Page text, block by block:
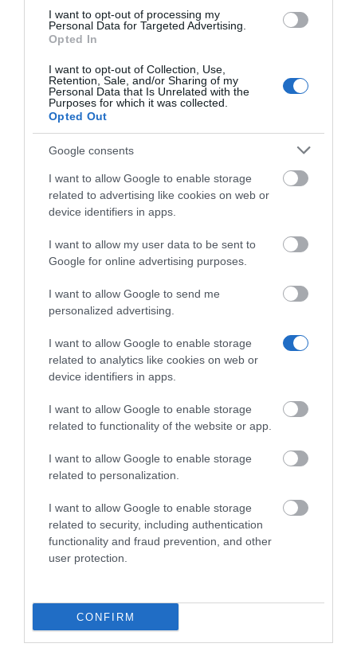
I want to opt-out of processing my
Personal Data for Targeted Advertising.
Opted In
I want to opt-out of Collection, Use,
Retention, Sale, and/or Sharing of my
Personal Data that Is Unrelated with the
Purposes for which it was collected.
Opted Out
Google consents
I want to allow Google to enable storage
related to advertising like cookies on web or
device identifiers in apps.
I want to allow my user data to be sent to
Google for online advertising purposes.
I want to allow Google to send me
personalized advertising.
I want to allow Google to enable storage
related to analytics like cookies on web or
device identifiers in apps.
I want to allow Google to enable storage
related to functionality of the website or app.
I want to allow Google to enable storage
related to personalization.
I want to allow Google to enable storage
related to security, including authentication
functionality and fraud prevention, and other
user protection.
CONFIRM
στην οποία μπορούν να πραγματοποιηθούν
αναζητήσεις. Οι πληροφορίες της καταγραφής
την ηχητική καταγραφή και προβάλλονται στο
αρχείο καταγραφών. Υπάρχει δυνατότητα
προηγμένων αναζητήσεων στις καταγραφές για
γρήγορο εντοπισμό των καταγραφών, αλλά και
για την εξαγωγή πλήρους εικόνας του αριθμού
των καταγραφών.
Για λόγους ασφαλείας, υπάρχει δυνατότητα
κρυπτογράφηση. Επίσης, η χρήση κωδικού
πρόσβασης (password) εξασφαλίζει την
προστασία από μη εξουσιοδοτημένη
αναπαραγωγή ή διαγραφή.
Λειτουργίες:
- Καταγραφή από επιτραπέζια τηλεφωνική
μόνο με κεφαλόφωνο της σειράς Jabra
PRO&,trade| )
- Αυτόματη καταγραφή ή recording on demand
backup
- Αναζήτηση με ημερομηνία, ώρα, διάρκεια κλήσης,
σημειώσεις, όνομα και συσκευή
Password
- Αναπαραγωγή και αποστολή των καταγραφών